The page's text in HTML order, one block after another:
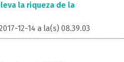
la riqueza de la
12-14 a la(s) 08.39.03